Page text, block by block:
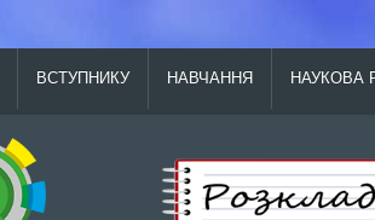
ВСТУПНИКУ НАВЧАННЯ НАУКОВА